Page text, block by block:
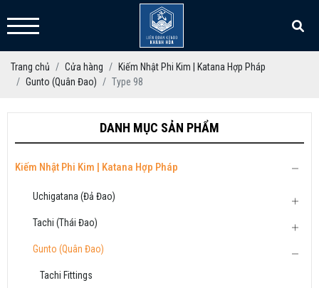
Trang chủ Cửa hàng
Kiếm Nhật Phi Kim | Katana Hợp Pháp
Gunto (Quân Đao)
Type 98
DANH MỤC SẢN PHẨM
Kiếm Nhật Phi Kim | Katana Hợp Pháp
Uchigatana (Đả Đao)
Tachi (Thái Đao)
Gunto (Quân Đao)
Tachi Fittings